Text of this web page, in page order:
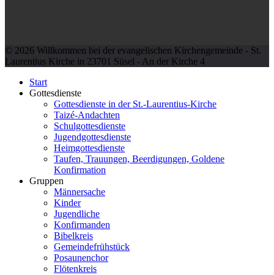
© 2026 Willkommen bei der evangelischen Kirchengemeinde - St.
Laurentius Kirche in 23701 Süsel - An der Kirche 4
Start
Gottesdienste
Gottesdienste in der St.-Laurentius-Kirche
Taizé-Andachten
Schulgottesdienste
Jugendgottesdienste
Heimgottesdienste
Taufen, Trauungen, Beerdigungen, Goldene
Konfirmation
Gruppen
Männersache
Kinder
Jugendliche
Konfirmanden
Bibelkreis
Gemeindefrühstück
Posaunenchor
Flötenkreis